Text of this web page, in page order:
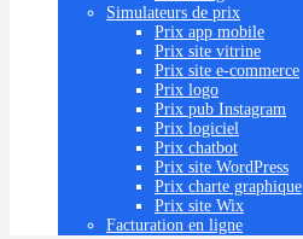
Simulateurs de prix
Prix app mobile
Prix site vitrine
Prix site e-commerce
Prix logo
Prix pub Instagram
Prix logiciel
Prix chatbot
Prix site WordPress
Prix charte graphique
Prix site Wix
Facturation en ligne